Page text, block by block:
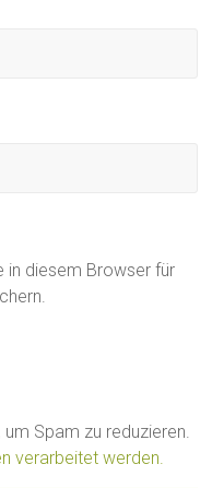
in diesem Browser für
Spam zu reduzieren.
verarbeitet werden.